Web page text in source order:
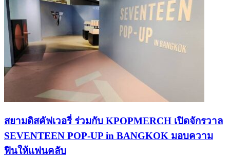
สยามดิสคัฟเวอรี่ ร่วมกับ KPOPMERCH เปิดจักรวาล
SEVENTEEN POP-UP in BANGKOK มอบความ
ฟินให้แฟนคลับ